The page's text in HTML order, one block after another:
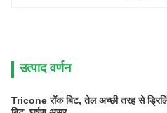
उत्पाद वर्णन
Tricone रॉक बिट, तेल अच्छी तरह से